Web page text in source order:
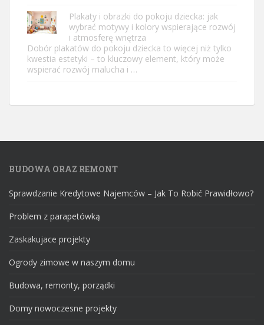
Plakaty i obrazki do pokoju dziecka: jak
wybrać motywy i kolory wspierające rozwój
i atmosferę wnętrza
Dobór plakatów do pokoju dziecka to więcej niż tylko
kwestia estetyki – to kluczowy element, który może
wspierać rozwój malucha i …
BUDOWA ORAZ REMONT
Sprawdzanie Kredytowe Najemców – Jak To Robić Prawidłowo?
Problem z parapetówką
Zaskakujace projekty
Ogrody zimowe w naszym domu
Budowa, remonty, porządki
Domy nowoczesne projekty